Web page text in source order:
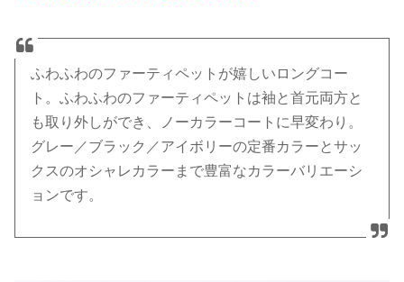
ふわふわのファーティペットが嬉しいロングコー
ト。ふわふわのファーティペットは袖と首元両方と
も取り外しができ、ノーカラーコートに早変わり。
グレー／ブラック／アイボリーの定番カラーとサッ
クスのオシャレカラーまで豊富なカラーバリエーシ
ョンです。